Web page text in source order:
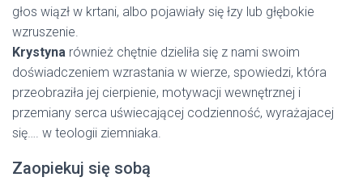
głos wiązł w krtani, albo pojawiały się łzy lub głębokie
wzruszenie.
Krystyna również chętnie dzieliła się z nami swoim
doświadczeniem wzrastania w wierze, spowiedzi, która
przeobraziła jej cierpienie, motywacji wewnętrznej i
przemiany serca uświecającej codzienność, wyrażajacej
się…. w teologii ziemniaka.
Zaopiekuj się sobą